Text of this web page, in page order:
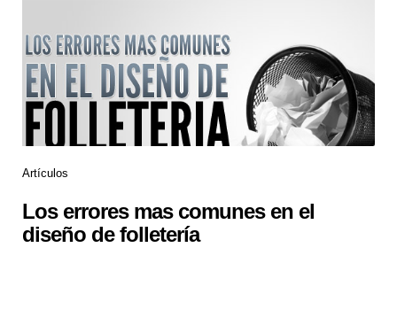
Artículos
Los errores mas comunes en el
diseño de folletería